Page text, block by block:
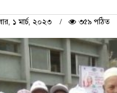
১ মার্চ, ২০২৩ ৩৫৯ পঠিত